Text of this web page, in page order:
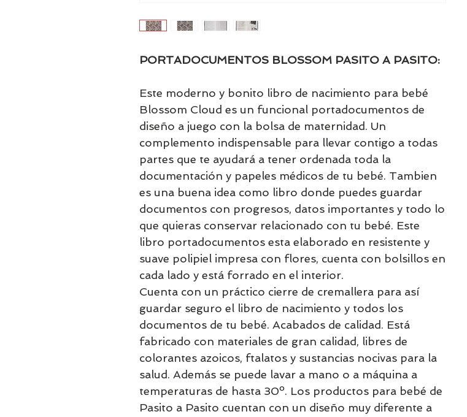
PORTADOCUMENTOS BLOSSOM PASITO A PASITO:
Este moderno y bonito libro de nacimiento para bebé
Blossom Cloud es un funcional portadocumentos de
diseño a juego con la bolsa de maternidad. Un
complemento indispensable para llevar contigo a todas
partes que te ayudará a tener ordenada toda la
documentación y papeles médicos de tu bebé. Tambien
es una buena idea como libro donde puedes guardar
documentos con progresos, datos importantes y todo lo
que quieras conservar relacionado con tu bebé. Este
libro portadocumentos esta elaborado en resistente y
suave polipiel impresa con flores, cuenta con bolsillos en
cada lado y está forrado en el interior.
Cuenta con un práctico cierre de cremallera para así
guardar seguro el libro de nacimiento y todos los
documentos de tu bebé. Acabados de calidad. Está
fabricado con materiales de gran calidad, libres de
colorantes azoicos, ftalatos y sustancias nocivas para la
salud. Además se puede lavar a mano o a máquina a
temperaturas de hasta 30º. Los productos para bebé de
Pasito a Pasito cuentan con un diseño muy diferente a